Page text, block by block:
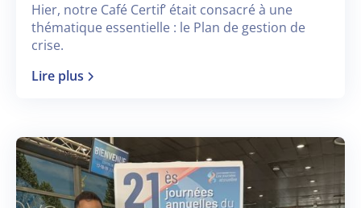
Hier, notre Café Certif’ était consacré à une
thématique essentielle : le Plan de gestion de
crise.
Lire plus